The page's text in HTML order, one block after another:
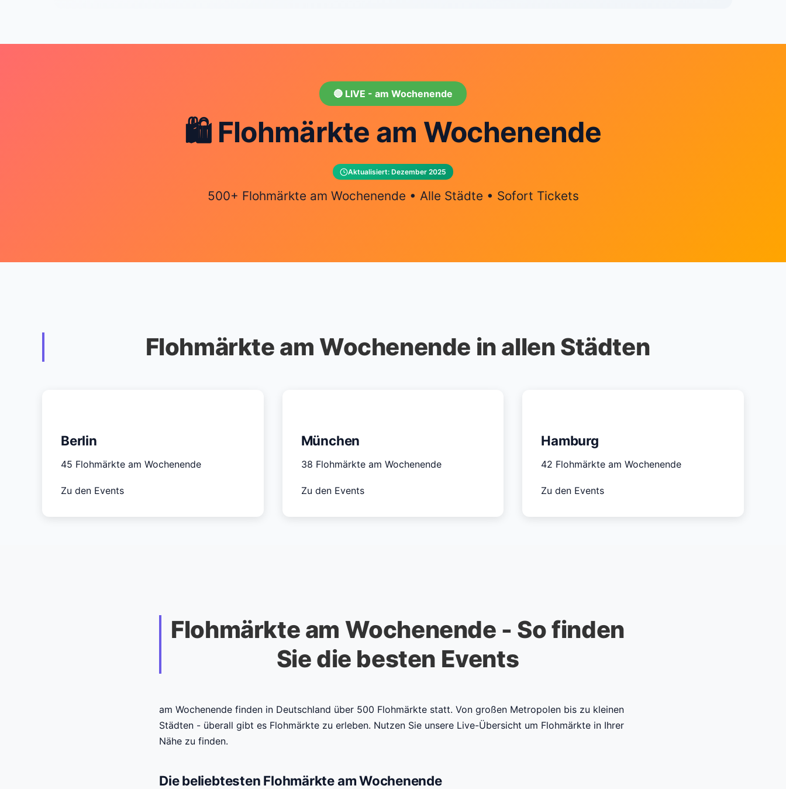
🔴 LIVE - am Wochenende
🛍️ Flohmärkte am Wochenende
Aktualisiert: Dezember 2025
500+ Flohmärkte am Wochenende • Alle Städte • Sofort Tickets
Flohmärkte am Wochenende in allen Städten
Berlin
45 Flohmärkte am Wochenende
Zu den Events
München
38 Flohmärkte am Wochenende
Zu den Events
Hamburg
42 Flohmärkte am Wochenende
Zu den Events
Flohmärkte am Wochenende - So finden
Sie die besten Events
am Wochenende finden in Deutschland über 500 Flohmärkte statt. Von großen Metropolen bis zu kleinen
Städten - überall gibt es Flohmärkte zu erleben. Nutzen Sie unsere Live-Übersicht um Flohmärkte in Ihrer
Nähe zu finden.
Die beliebtesten Flohmärkte am Wochenende